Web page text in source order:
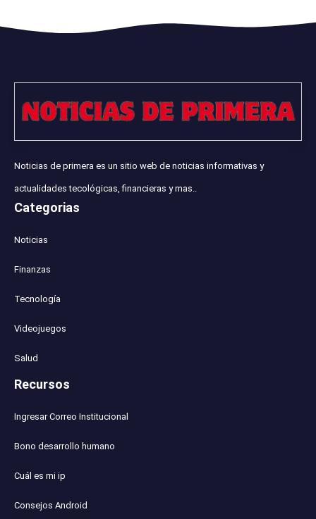
Noticias de primera es un sitio web de noticias informativas y
actualidades tecológicas, financieras y mas..
Categorias
Noticias
Finanzas
Tecnología
Videojuegos
Salud
Recursos
Ingresar Correo Institucional
Bono desarrollo humano
Cuál es mi ip
Consejos Android